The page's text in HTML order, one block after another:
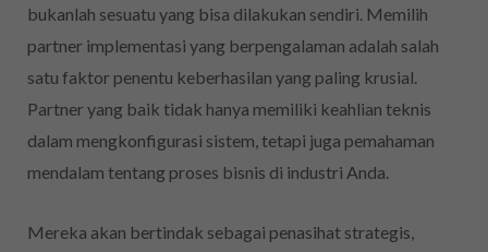
bukanlah sesuatu yang bisa dilakukan sendiri. Memilih
partner implementasi yang berpengalaman adalah salah
satu faktor penentu keberhasilan yang paling krusial.
Partner yang baik tidak hanya memiliki keahlian teknis
dalam mengkonfigurasi sistem, tetapi juga pemahaman
mendalam tentang proses bisnis di industri Anda.
Mereka akan bertindak sebagai penasihat strategis,